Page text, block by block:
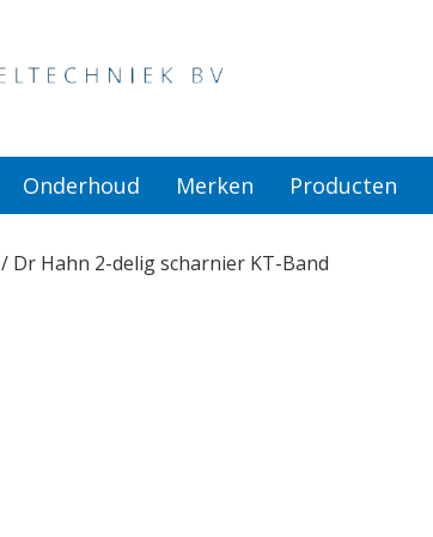
Onderhoud Merken Producten
/ Dr Hahn 2-delig scharnier KT-Band